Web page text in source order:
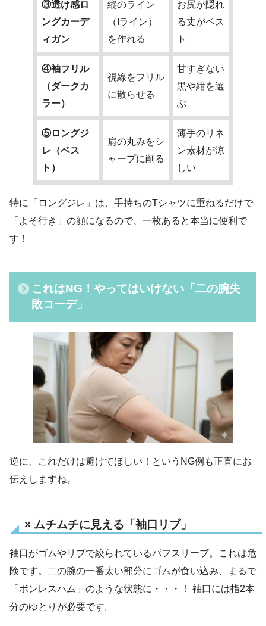
③透け感ロ
ングカーデ
ィガン
縦のライン
（Iライン）
を作れる
お尻が隠れ
る丈がベス
ト
④袖フリル
（ダークカ
ラー）
視線をフリル
に散らせる
甘すぎない
黒や紺を選
ぶ
⑤ロングジ
レ（ベス
ト）
肩の丸みをシ
ャープに削る
薄手のリネ
ン素材が涼
しい
特に「ロングジレ」は、手持ちのTシャツに重ねるだけで
「よそ行き」の顔になるので、一枚あると本当に便利で
す！
これはNG！やってはいけない「二の腕失
敗コーデ」
逆に、これだけは避けてほしい！というNG例も正直にお
伝えしますね。
× ムチムチに見える「袖口リブ」
袖口がゴムやリブで絞られているパフスリーブ。これは危
険です。二の腕の一番太い部分にゴムが食い込み、まるで
「ボンレスハム」のような状態に・・・！ 袖口には指2本
分のゆとりが必要です。